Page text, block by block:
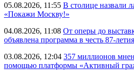
05.08.2026, 11:55 В столице назвали
«Покажи Москву!»
04.08.2026, 11:08 От оперы до
объявлена программа в честь 87-
03.08.2026, 12:04 357 миллионов
помощью платформы «Активный